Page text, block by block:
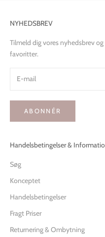
NYHEDSBREV
Tilmeld dig vores nyhedsbrev
favoritter.
ABONNÉR
Handelsbetingelser &
Søg
Konceptet
Handelsbetingelser
Fragt Priser
Returnering & Ombytning